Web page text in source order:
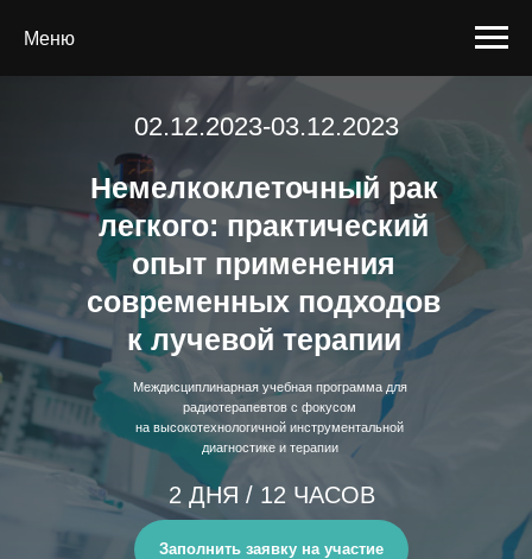
Меню
02.12.2023-03.12.2023
Немелкоклеточный рак
легкого: практический
опыт применения
современных подходов
к лучевой терапии
Междисциплинарная учебная программа для
радиотерапевтов с фокусом
на высокотехнологичной инструментальной
диагностике и терапии
2 ДНЯ / 12 ЧАСОВ
Заполнить заявку на участие